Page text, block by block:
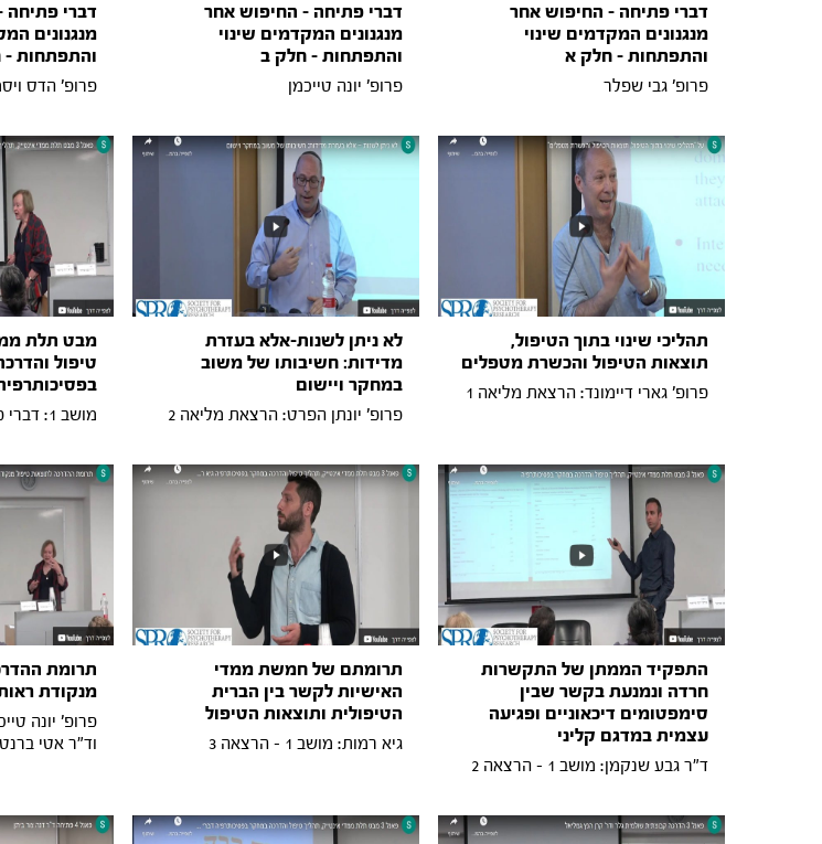
דברי פתיחה - החיפוש אחר
מנגנונים המקדמים שינוי
והתפתחות - חלק א
פרופ' גבי שפלר
דברי פתיחה - החיפוש אחר
מנגנונים המקדמים שינוי
והתפתחות - חלק ב
פרופ' יונה טייכמן
דברי פתיחה
מנגנונים
והתפתחות -
פרופ' הדס
תהליכי שינוי בתוך הטיפול,
תוצאות הטיפול והכשרת מטפלים
פרופ' גארי דיימונד: הרצאת מליאה 1
לא ניתן לשנות-אלא בעזרת
מדידות: חשיבותו של משוב
במחקר ויישום
פרופ' יונתן הפרט: הרצאת מליאה 2
מבט תלת
טיפול
מושב 1: דברי פתיחה
התפקיד הממתן של התקשרות
חרדה ונמנעת בקשר שבין
סימפטומים דיכאוניים ופגיעה
עצמית במדגם קליני
ד"ר גבע שנקמן: מושב 1 - הרצאה 2
תרומתם של חמשת ממדי
האישיות לקשר בין הברית
הטיפולית ותוצאות הטיפול
גיא רמות: מושב 1 - הרצאה 3
תרומת
מנקודת
פרופ' יונה
וד"ר אטי ברנט: מושב